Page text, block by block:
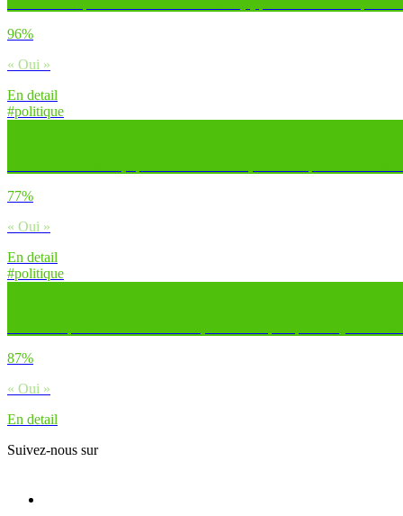
96%
« Oui »
En detail
#politique
77%
« Oui »
En detail
#politique
87%
« Oui »
En detail
Suivez-nous sur